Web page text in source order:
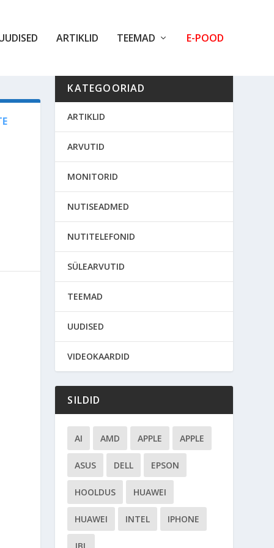
ARTIKLID TEEMAD E-POOD
KATEGOORIAD
ARTIKLID
ARVUTID
MONITORID
NUTISEADMED
NUTITELEFONID
SÜLEARVUTID
TEEMAD
UUDISED
VIDEOKAARDID
SILDID
AI AMD APPLE APPLE
ASUS DELL EPSON
HOOLDUS HUAWEI
HUAWEI INTEL IPHONE